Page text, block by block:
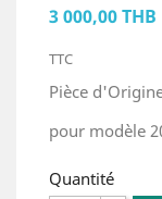
3 000,00 THB
TTC
Pièce
pour modèle
Quantité